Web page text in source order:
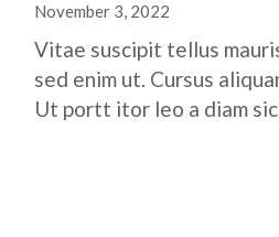
November 3, 2022
Vitae suscipit tellus
sed enim ut. Cursus
Ut portt itor leo a diam